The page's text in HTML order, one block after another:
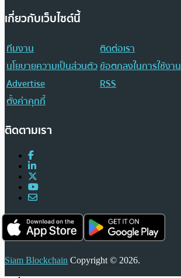
เกี่ยวกับเว็บไซต์นี้
ทีมงาน
ติดต่อเรา
นโยบายความเป็นส่วนตัวข้อตกลงในการใช้งาน
Advertise
RSS
ตั้งค่าคุกกี้
ติดตามเรา
Siam Blockchain Copyright © 2026.